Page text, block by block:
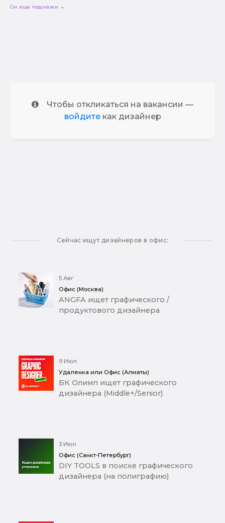
См. еще подсказки →
Чтобы откликаться на вакансии —
войдитекак дизайнер
Сейчас ищут дизайнеров в офис:
5 Авг
Офис (Москва)
ANGFA ищет графического /
продуктового дизайнера
9 Июл
Удаленка или Офис (Алматы)
БК Олимп ищет графического
дизайнера (Middle+/Senior)
3 Июл
Офис (Санкт-Петербург)
DIY TOOLS в поиске графического
дизайнера (на полиграфию)